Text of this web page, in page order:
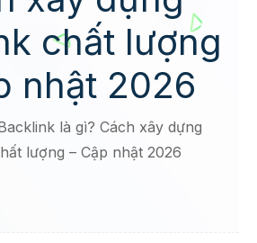
chất lượng
nhật 2026
là gì? Cách xây dựng
lượng – Cập nhật 2026